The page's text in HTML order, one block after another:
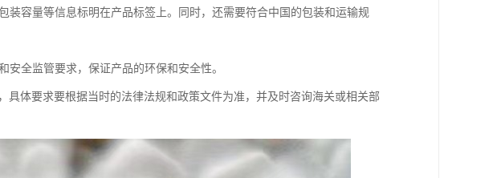
装容量等信息标明在产品标签上。同时，还需要符合中国的包装和运输规
全监管要求，保证产品的环保和安全性。
具体要求要根据当时的法律法规和政策文件为准，并及时咨询海关或相关部